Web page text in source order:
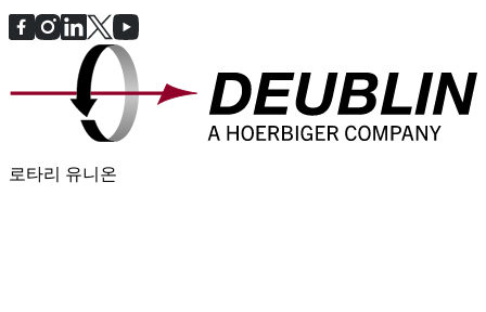
로타리 유니온